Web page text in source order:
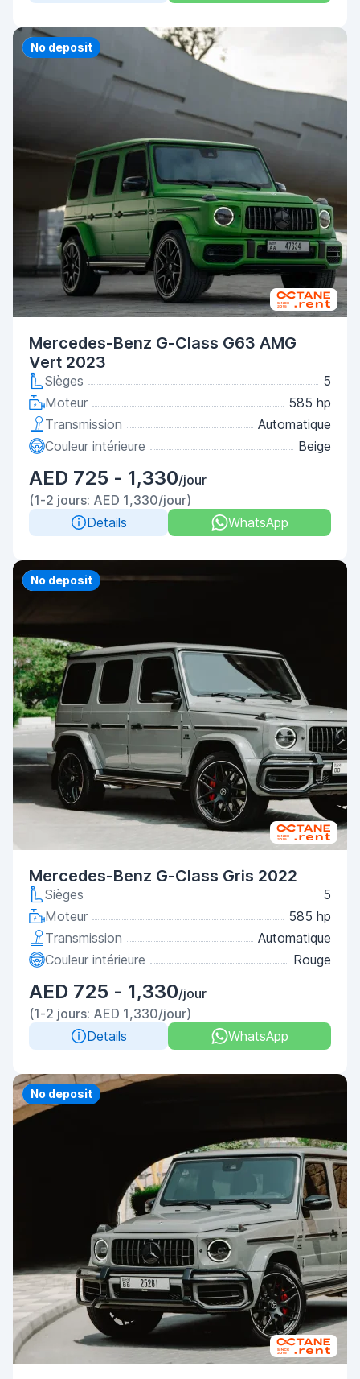
Priority
No deposit
Mercedes-Benz G-Class G63 AMG
Vert 2023
Sièges
5
Moteur
585 hp
Transmission
Automatique
Couleur intérieure
Beige
AED 725 - 1,330/jour
(1-2 jours: AED 1,330/jour)
Details
WhatsApp
Priority
No deposit
Mercedes-Benz G-Class Gris 2022
Sièges
5
Moteur
585 hp
Transmission
Automatique
Couleur intérieure
Rouge
AED 725 - 1,330/jour
(1-2 jours: AED 1,330/jour)
Details
WhatsApp
Priority
No deposit